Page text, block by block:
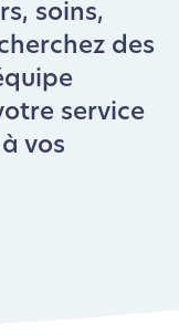
soins,
des
service
vos